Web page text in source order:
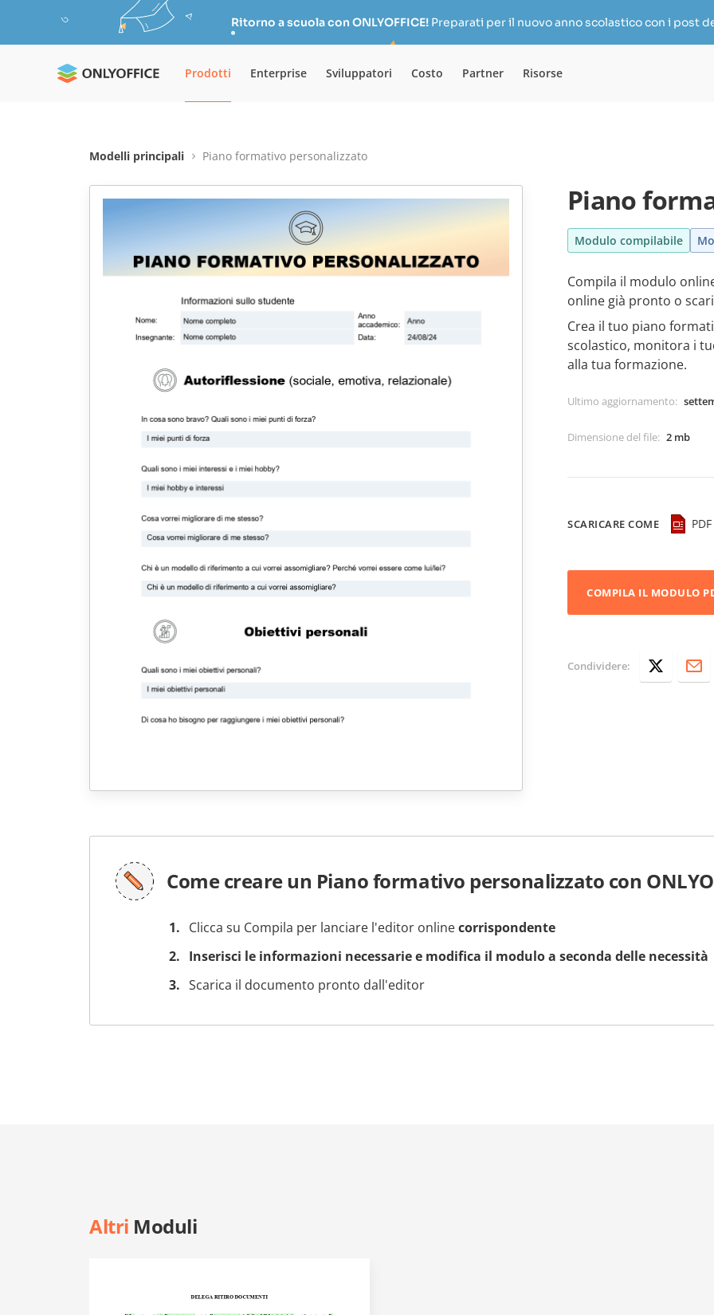
Ritorno a scuola con ONLYOFFICE! Preparati per il nuovo anno scolastico con i post
Prodotti Enterprise Sviluppatori Costo Partner Risorse
Modelli principali Piano formativo personalizzato
Piano
Modulo compilabile
Compila il modulo
online già pronto o
Crea il tuo piano
scolastico, monitora i
alla tua formazione.
Ultimo aggiornamento:
Dimensione del file: 2 mb
SCARICARE COME PDF
COMPILA IL MODULO
Condividere:
Come creare un Piano formativo personalizzato con
Clicca su Compila per lanciare l'editor onlinecorrispondente
Inserisci le informazioni necessarie e modifica il modulo a seconda delle necessità
Scarica il documento pronto dall'editor
Altri Moduli